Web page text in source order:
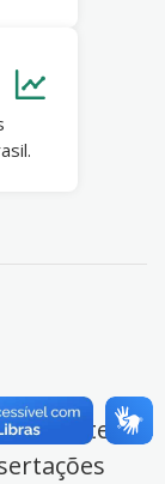
Biblioteca